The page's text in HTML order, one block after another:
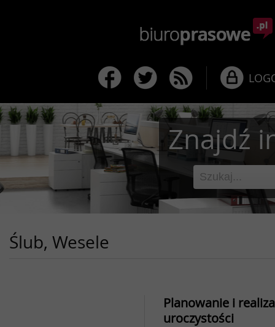
Znajdź
Ślub, Wesele
Planowanie i
uroczystości